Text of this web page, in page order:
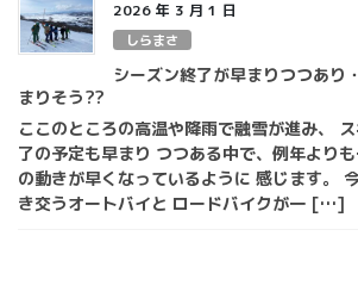
2026 年 3 月 1 日
しらまさ
シーズン終了が早まりつつあり
まりそう??
ここのところの高温や降雨で融雪が進み、
了の予定も早まり つつある中で、例年より
の動きが早くなっているように 感じます。
き交うオートバイと ロードバイクが一 […]